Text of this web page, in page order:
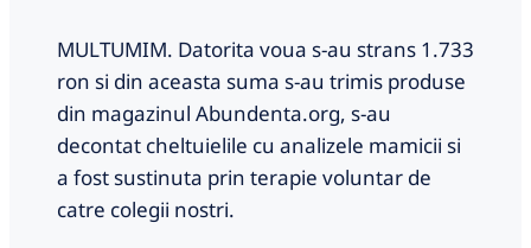
MULTUMIM. Datorita voua s-au strans 1.733
ron si din aceasta suma s-au trimis produse
din magazinul Abundenta.org, s-au
decontat cheltuielile cu analizele mamicii si
a fost sustinuta prin terapie voluntar de
catre colegii nostri.